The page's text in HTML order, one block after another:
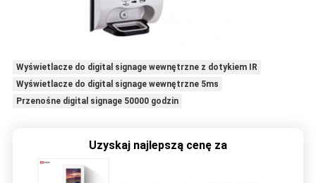
Wyświetlacze do digital signage wewnętrzne z dotykiem IR
Wyświetlacze do digital signage wewnętrzne 5ms
Przenośne digital signage 50000 godzin
Uzyskaj najlepszą cenę za